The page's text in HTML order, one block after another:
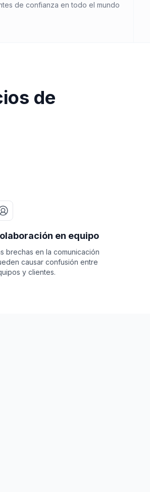
de confianza en todo el mundo
de
en equipo
brechas en la comunicación
causar confusión entre
y clientes.